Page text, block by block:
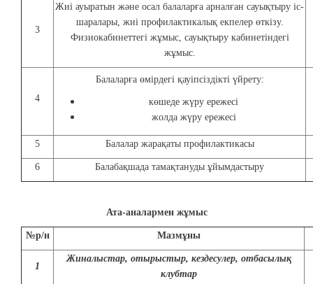
3
Жиі ауыратын және осал балаларға арналған сауықтыру іс-
шаралары, жиі профилактикалық екпелер өткізу.
Физиокабинеттегі жұмыс, сауықтыру кабинетіндегі
жұмыс.
4
Балаларға өмірдегі қауіпсіздікті үйрету:
көшеде жүру ережесі
жолда жүру ережесі
5 Балалар жарақаты профилактикасы
6 Балабақшада тамақтануды ұйымдастыру
Ата-аналармен жұмыс
№р/н Мазмұны
1
Жиналыстар, отырыстыр, кездесулер, отбасылық
клубтар